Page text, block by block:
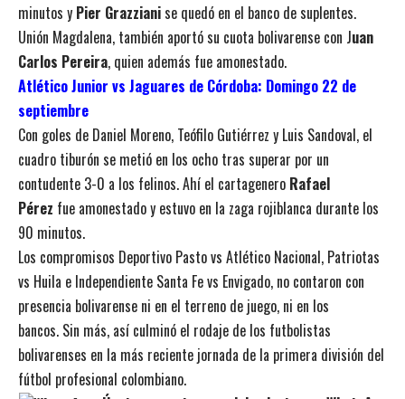
minutos y Pier Grazzianise quedó en el banco de suplentes.
Unión Magdalena, también aportó su cuota bolivarense con Juan
Carlos Pereira, quien además fue amonestado.
Atlético Junior vs Jaguares de Córdoba: Domingo 22 de
septiembre
Con goles de Daniel Moreno, Teófilo Gutiérrez y Luis Sandoval, el
cuadro tiburón se metió en los ocho tras superar por un
contudente 3-0 a los felinos. Ahí el cartagenero Rafael
Pérez fue amonestado y estuvo en la zaga rojiblanca durante los
90 minutos.
Los compromisos Deportivo Pasto vs Atlético Nacional, Patriotas
vs Huila e Independiente Santa Fe vs Envigado, no contaron con
presencia bolivarense ni en el terreno de juego, ni en los
bancos. Sin más, así culminó el rodaje de los futbolistas
bolivarenses en la más reciente jornada de la primera división del
fútbol profesional colombiano.